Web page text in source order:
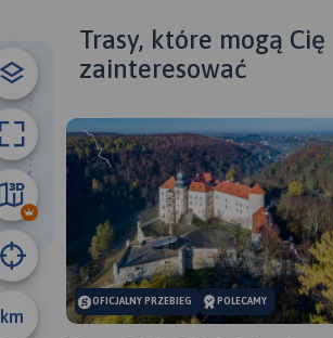
km
31 km
Trasy, które mogą Cię
zainteresować
OFICJALNY PRZEBIEG POLECAMY